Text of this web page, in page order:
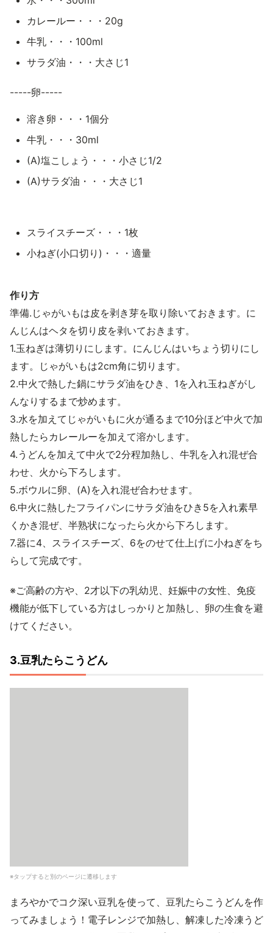
カレールー・・・20g
牛乳・・・100ml
サラダ油・・・大さじ1
-----卵-----
溶き卵・・・1個分
牛乳・・・30ml
(A)塩こしょう・・・小さじ1/2
(A)サラダ油・・・大さじ1
スライスチーズ・・・1枚
小ねぎ(小口切り)・・・適量
作り方
準備.じゃがいもは皮を剥き芽を取り除いておきます。に
んじんはヘタを切り皮を剥いておきます。
1.玉ねぎは薄切りにします。にんじんはいちょう切りにし
ます。じゃがいもは2cm角に切ります。
2.中火で熱した鍋にサラダ油をひき、1を入れ玉ねぎがし
んなりするまで炒めます。
3.水を加えてじゃがいもに火が通るまで10分ほど中火で加
熱したらカレールーを加えて溶かします。
4.うどんを加えて中火で2分程加熱し、牛乳を入れ混ぜ合
わせ、火から下ろします。
5.ボウルに卵、(A)を入れ混ぜ合わせます。
6.中火に熱したフライパンにサラダ油をひき5を入れ素早
くかき混ぜ、半熟状になったら火から下ろします。
7.器に4、スライスチーズ、6をのせて仕上げに小ねぎをち
らして完成です。
※ご高齢の方や、2才以下の乳幼児、妊娠中の女性、免疫
機能が低下している方はしっかりと加熱し、卵の生食を避
けてください。
3.豆乳たらこうどん
※タップすると別のページに遷移します
まろやかでコク深い豆乳を使って、豆乳たらこうどんを作
ってみましょう！電子レンジで加熱し、解凍した冷凍うど